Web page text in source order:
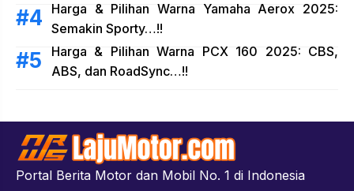
Harga & Pilihan Warna Yamaha Aerox 2025:
Semakin Sporty…!!
Harga & Pilihan Warna PCX 160 2025: CBS,
ABS, dan RoadSync…!!
Portal Berita Motor dan Mobil No. 1 di Indonesia